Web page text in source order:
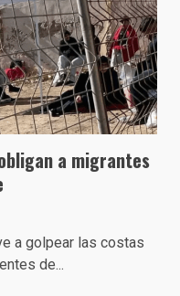
a migrantes
a golpear las costas
de...